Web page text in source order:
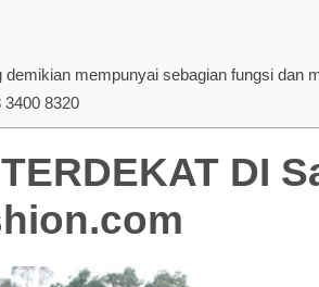
mempunyai sebagian fungsi dan
3400 8320
DI